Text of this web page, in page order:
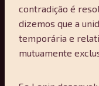
contradição é
dizemos que a
temporária e
mutuamente